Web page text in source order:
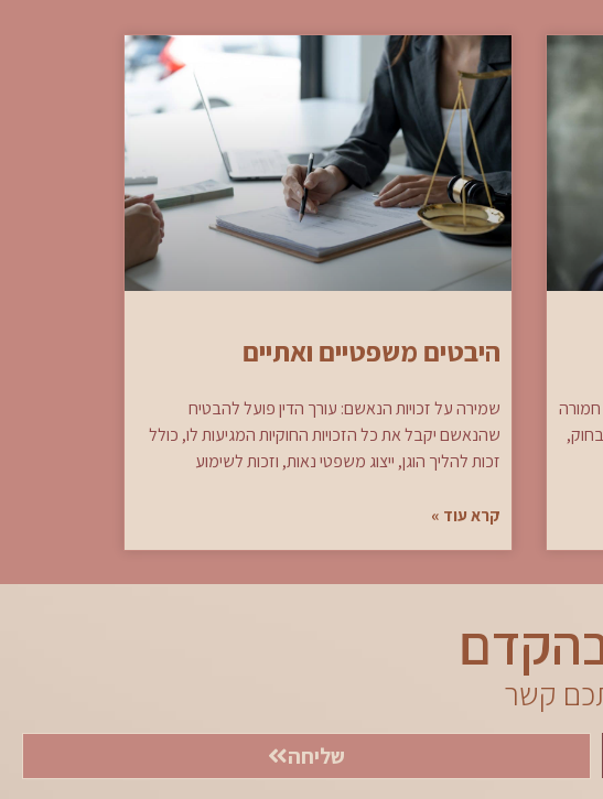
היבטים משפטיים ואתיים
שמירה על זכויות הנאשם: עורך הדין פועל להבטיח
שהנאשם יקבל את כל הזכויות החוקיות המגיעות לו, כולל
זכות להליך הוגן, ייצוג משפטי נאות, וזכות לשימוע
קרא עוד »
בהקדם
קשר
שליחה